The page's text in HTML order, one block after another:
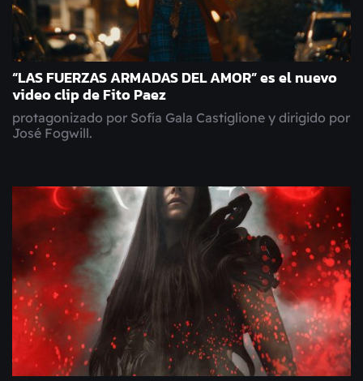
“LAS FUERZAS ARMADAS DEL AMOR” es el nuevo
video clip de Fito Paez
protagonizado por Sofía Gala Castiglione y dirigido por
José Fogwill.